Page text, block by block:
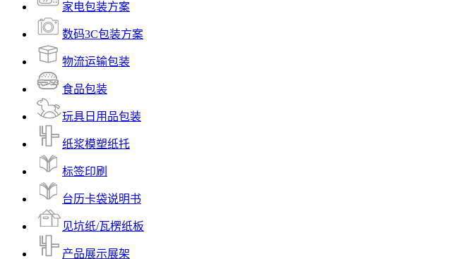
家电包装方案
数码3C包装方案
物流运输包装
食品包装
玩具日用品包装
纸浆模塑纸托
标签印刷
台历卡袋说明书
见坑纸/瓦楞纸板
产品展示展架